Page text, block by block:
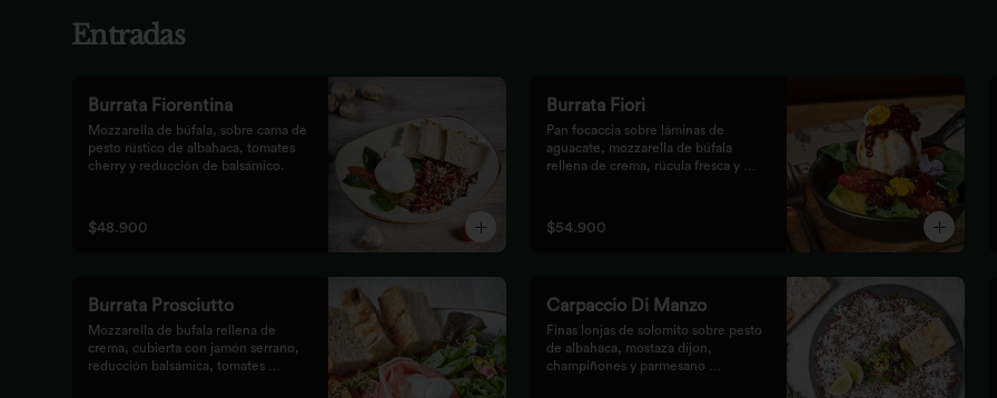
Entradas
Burrata Fiorentina
Mozzarella de búfala, sobre cama de
pesto rústico de albahaca, tomates
cherry y reducción de balsámico.
$48.900
Burrata Fiori
Pan focaccia sobre láminas de
aguacate, mozzarella de búfala
rellena de crema, rúcula fresca y
$54.900
Burrata Prosciutto
Mozzarella de bufala rellena de
crema, cubierta con jamón serrano,
reducción balsámica, tomates
Carpaccio Di Manzo
Finas lonjas de solomito sobre pesto
de albahaca, mostaza dijon,
champiñones y parmesano